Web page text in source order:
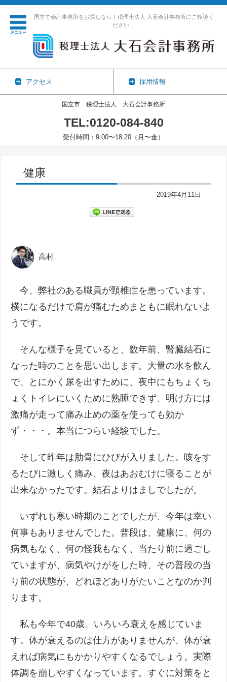
国立で会計事務所をお探しなら！税理士法人 大石会計事務所にご相談く
ださい！
アクセス 採用情報
国立市 税理士法人 大石会計事務所
TEL:0120-084-840
受付時間：9:00〜18:20（月〜金）
健康
2019年4月11日
高村
今、弊社のある職員が頸椎症を患っています。
横になるだけで肩が痛むためまともに眠れないよ
うです。
そんな様子を見ていると、数年前、腎臓結石に
なった時のことを思い出します。大量の水を飲ん
で、とにかく尿を出すために、夜中にもちょくち
ょくトイレにいくために熟睡できず、明け方には
激痛が走って痛み止めの薬を使っても効か
ず・・・。本当につらい経験でした。
そして昨年は肋骨にひびが入りました。咳をす
るたびに激しく痛み、夜はあおむけに寝ることが
出来なかったです。結石よりはましでしたが。
いずれも寒い時期のことでしたが、今年は幸い
何事もありませんでした。普段は、健康に、何の
病気もなく、何の怪我もなく、当たり前に過ごし
ていますが、病気やけがをした時、その普段の当
り前の状態が、どれほどありがたいことなのか判
ります。
私も今年で40歳、いろいろ衰えを感じていま
す。体が衰えるのは仕方がありませんが、体が衰
えれば病気にもかかりやすくなるでしょう。実際
体調を崩しやすくなっています。すぐに対策をと